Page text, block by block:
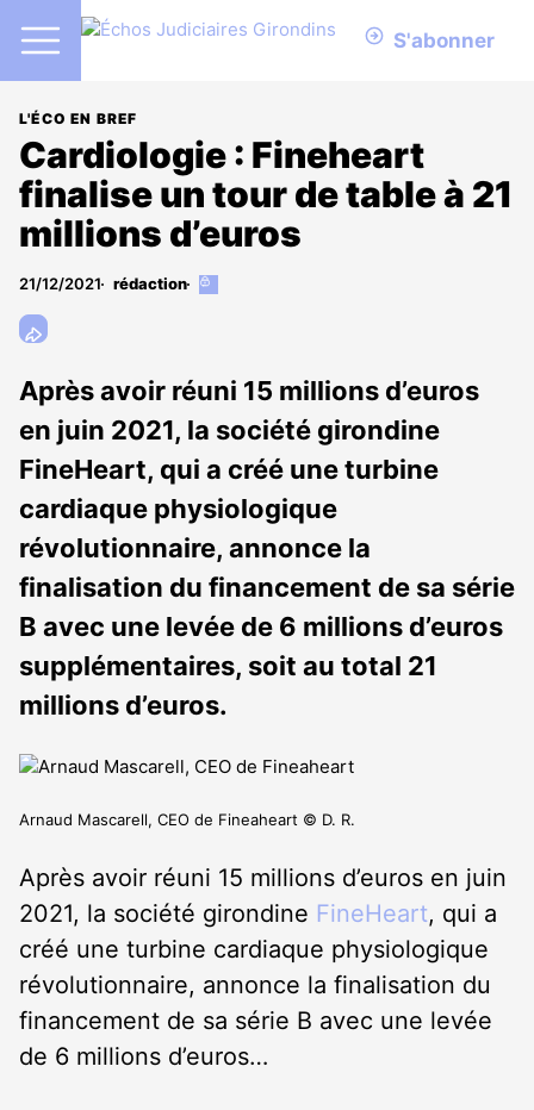
S'abonner
L'ÉCO EN BREF
Cardiologie : Fineheart
finalise un tour de table à 21
millions d’euros
21/12/2021 rédaction
Cet
abonnés
Après avoir réuni 15 millions d’euros
en juin 2021, la société girondine
FineHeart, qui a créé une turbine
cardiaque physiologique
révolutionnaire, annonce la
finalisation du financement de sa série
B avec une levée de 6 millions d’euros
supplémentaires, soit au total 21
millions d’euros.
Arnaud Mascarell, CEO de Fineaheart © D. R.
Après avoir réuni 15 millions d’euros en juin
2021, la société girondine FineHeart, qui a
créé une turbine cardiaque physiologique
révolutionnaire, annonce la finalisation du
financement de sa série B avec une levée
de 6 millions d’euros…